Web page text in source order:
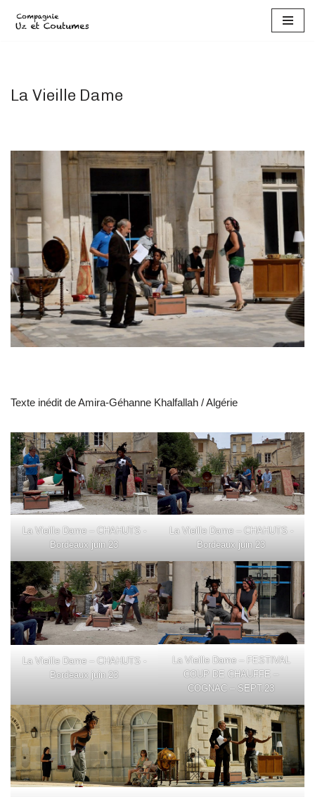
La Vieille Dame
Texte inédit de Amira-Géhanne Khalfallah / Algérie
La Vieille Dame – CHAHUTS -
Bordeaux juin 23
La Vieille Dame – CHAHUTS -
Bordeaux juin 23
La Vieille Dame – CHAHUTS -
Bordeaux juin 23
La Vieille Dame – FESTIVAL
COUP DE CHAUFFE –
COGNAC – SEPT.23